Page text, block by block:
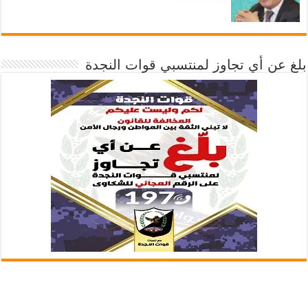
بلغ عن أي تجاوز لمنتسبي قوات النجدة